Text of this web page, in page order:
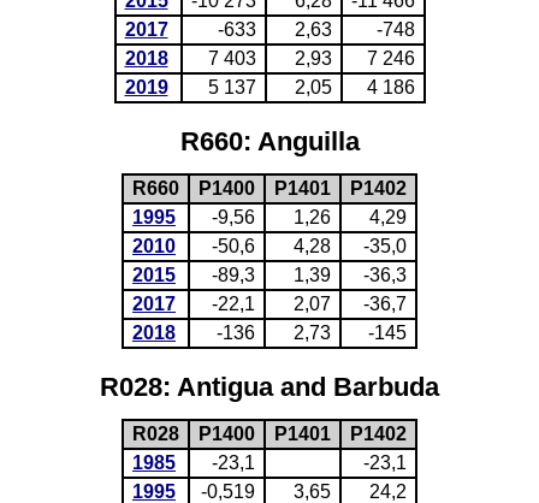
2017
-633 2,63
-748
2018
7 403 2,93
7 246
2019
5 137 2,05 4 186
R660: Anguilla
R660 P1400 P1401
P1402
1995
-9,56 1,26
4,29
2010
-50,6 4,28
-35,0
2015
-89,3 1,39
-36,3
2017
-22,1 2,07
-36,7
2018
-136 2,73 -145
R028: Antigua and Barbuda
R028 P1400 P1401
P1402
1985
-23,1
-23,1
1995
-0,519 3,65
24,2